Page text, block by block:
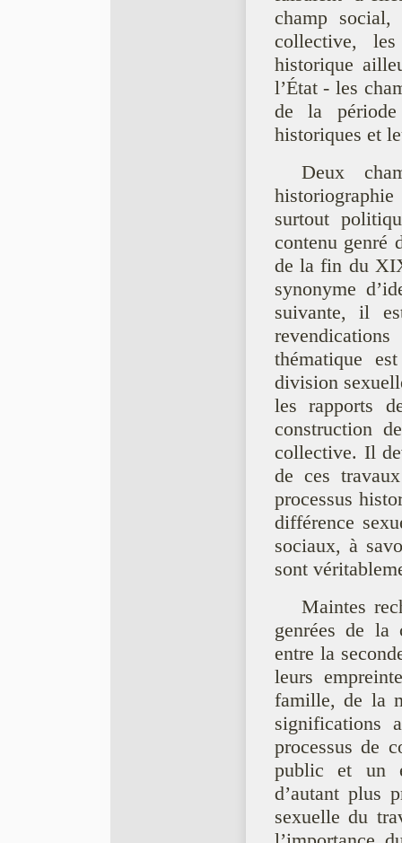
champ social,
collective,
historique
l’État - les
de la
historiques et
Deux
surtout
contenu genré
de la fin du
synonyme
suivante, il
thématique
division
les rapports
construction
collective. Il
de ces
processus
différence
sociaux, à
sont
Maintes
genrées de la
entre la
leurs
famille, de la
significations
processus de
public et un
d’autant plus
sexuelle du